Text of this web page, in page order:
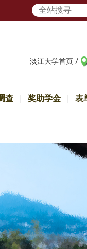
淡江大学首页 /
查 奖助学金 表